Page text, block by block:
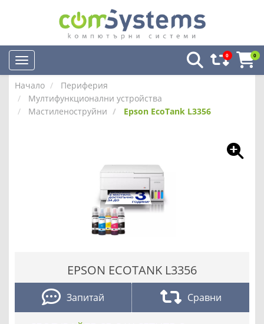
0 0
Начало
Периферия
Мултифункционални устройства
Мастиленоструйни
Epson EcoTank L3356
EPSON ECOTANK L3356
Запитай Сравни